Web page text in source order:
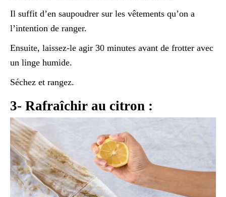
Il suffit d’en saupoudrer sur les vêtements qu’on a
l’intention de ranger.
Ensuite, laissez-le agir 30 minutes avant de frotter avec
un linge humide.
Séchez et rangez.
3- Rafraîchir au citron :